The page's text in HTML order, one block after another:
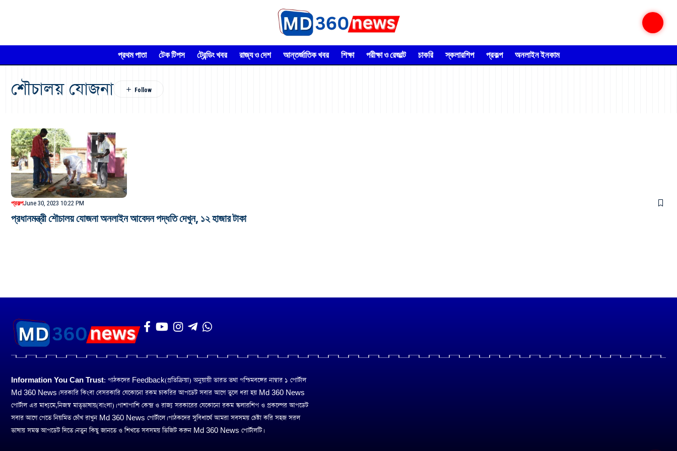
প্রথম পাতা টেক টিপস ট্রেন্ডিং খবর রাজ্য ও দেশ আন্তর্জাতিক খবর শিক্ষা পরীক্ষা ও রেজাল্ট চাকরি স্কলারশিপ প্রকল্প অনলাইন ইনকাম
শৌচালয় যোজনা
প্রকল্পJune 30, 2023 10:22 PM
প্রধানমন্ত্রী শৌচালয় যোজনা অনলাইন আবেদন পদ্ধতি দেখুন, ১২ হাজার টাকা
Information You Can Trust: পাঠকদের Feedback(প্রতিক্রিয়া) অনুয়ায়ী ভারত তথা পশ্চিমবঙ্গের নাম্বার ১ পোর্টাল
Md 360 News। সরকারি কিংবা বেসরকারি যেকোনো রকম চাকরির আপডেট সবার আগে তুলে ধরা হয় Md 360 News
পোর্টাল এর মাধ্যমে,নিজস্ব মাতৃভাষায়(বাংলা)। পাশাপাশি কেন্দ্র ও রাজ্য সরকারের যেকোনো রকম স্কলারশিপ ও প্রকল্পের আপডেট
সবার আগে পেতে নিয়মিত চোঁখ রাখুন Md 360 News পোর্টালে। পাঠকদের সুবিধার্থে আমরা সবসময় চেষ্টা করি সহজ সরল
ভাষায় সমস্ত আপডেট দিতে। নতুন কিছু জানতে ও শিখতে সবসময় ভিজিট করুন Md 360 News পোর্টালটি।